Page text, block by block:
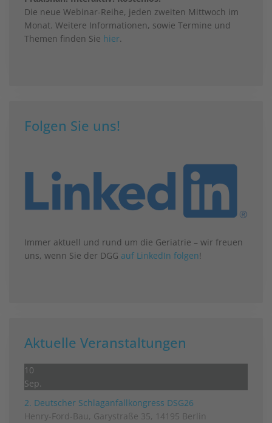
Die neue Webinar-Reihe, jeden zweiten Mittwoch im
Monat. Weitere Informationen, sowie Termine und
Themen finden Sie hier.
Folgen Sie uns!
Immer aktuell und rund um die Geriatrie – wir freuen
uns, wenn Sie der DGG auf LinkedIn folgen!
Aktuelle Veranstaltungen
10
Sep.
2. Deutscher Schlag­anfall­kongress DSG26
Henry-Ford-Bau, Garystraße 35, 14195 Berlin